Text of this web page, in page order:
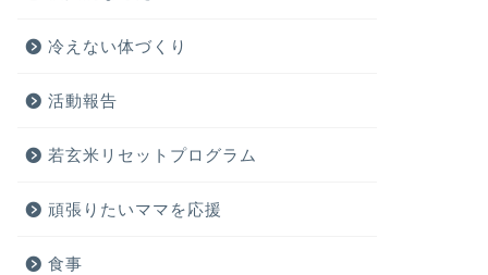
冷えない体づくり
活動報告
若玄米リセットプログラム
頑張りたいママを応援
食事